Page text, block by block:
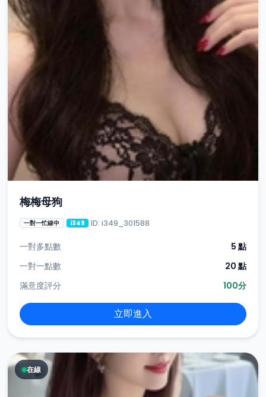
梅梅母狗
一對一忙線中 i349 ID: i349_301588
一對多點數
5 點
一對一點數
20 點
滿意度評分
100分
立即進入
在線